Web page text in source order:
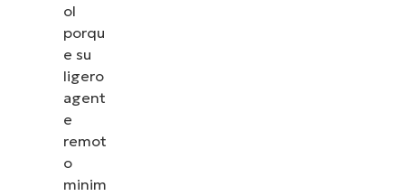
ol
porqu
e su
ligero
agent
e
remot
o
minim